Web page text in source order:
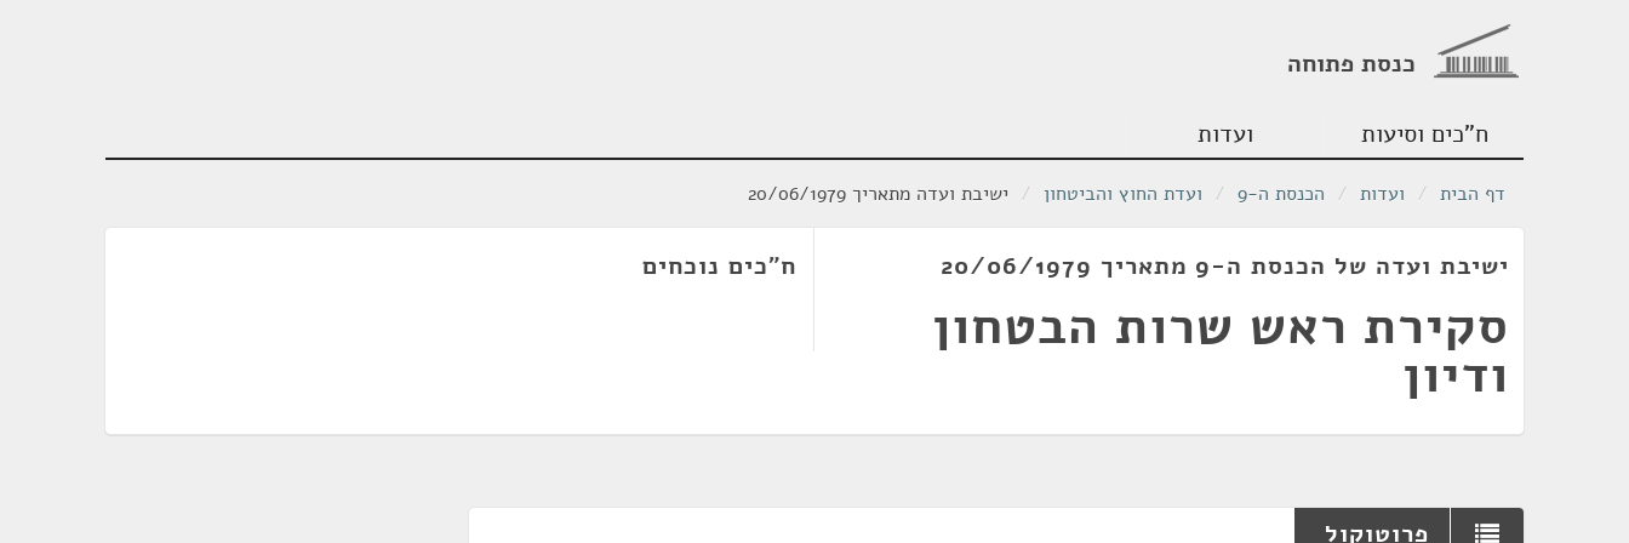
כנסת פתוחה
ח"כים וסיעות ועדות
דף הבית / ועדות / הכנסת ה-9 / ועדת החוץ והביטחון / ישיבת ועדה מתאריך 20/06/1979
ישיבת ועדה של הכנסת ה-9 מתאריך 20/06/1979
סקירת ראש שרות הבטחון
ודיון
ח"כים נוכחים
פרוטוקול